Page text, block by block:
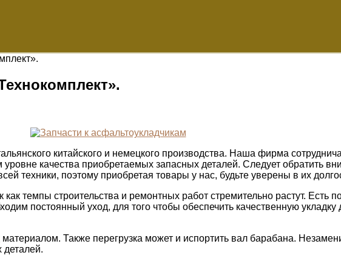
китайского и немецкого производства. Наша фирма
качества приобретаемых запасных деталей. Следует обратить
техники, поэтому приобретая товары у нас, будьте уверены в их
темпы строительства и ремонтных работ стремительно растут. Есть
постоянный уход, для того чтобы обеспечить качественную
материалом. Также перегрузка может и испортить вал барабана.
деталей.